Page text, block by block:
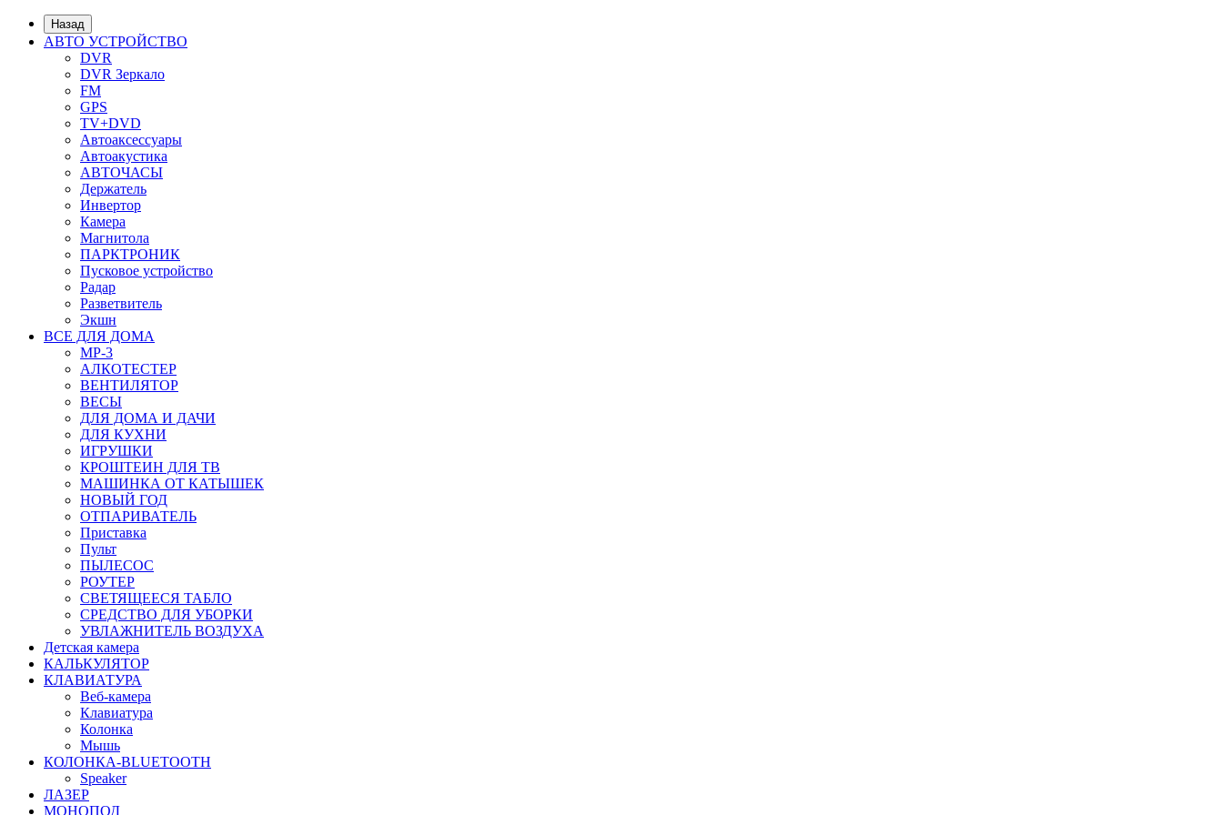
Назад
АВТО УСТРОЙСТВО
DVR
DVR Зеркало
FM
GPS
TV+DVD
Автоаксессуары
Автоакустика
АВТОЧАСЫ
Держатель
Инвертор
Камера
Магнитола
ПАРКТРОНИК
Пусковое устройство
Радар
Разветвитель
Экшн
ВСЕ ДЛЯ ДОМА
MP-3
АЛКОТЕСТЕР
ВЕНТИЛЯТОР
ВЕСЫ
ДЛЯ ДОМА И ДАЧИ
ДЛЯ КУХНИ
ИГРУШКИ
КРОШТЕИН ДЛЯ ТВ
МАШИНКА ОТ КАТЫШЕК
НОВЫЙ ГОД
ОТПАРИВАТЕЛЬ
Приставка
Пульт
ПЫЛЕСОС
РОУТЕР
СВЕТЯЩЕЕСЯ ТАБЛО
СРЕДСТВО ДЛЯ УБОРКИ
УВЛАЖНИТЕЛЬ ВОЗДУХА
Детская камера
КАЛЬКУЛЯТОР
КЛАВИАТУРА
Веб-камера
Клавиатура
Колонка
Мышь
КОЛОНКА-BLUETOOTH
Speaker
ЛАЗЕР
МОНОПОД